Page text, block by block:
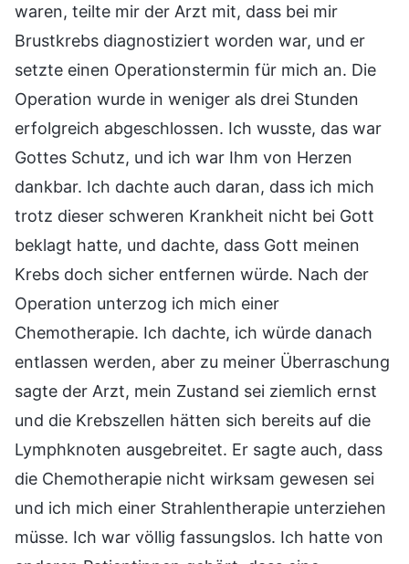
waren, teilte mir der Arzt mit, dass bei mir
Brustkrebs diagnostiziert worden war, und er
setzte einen Operationstermin für mich an. Die
Operation wurde in weniger als drei Stunden
erfolgreich abgeschlossen. Ich wusste, das war
Gottes Schutz, und ich war Ihm von Herzen
dankbar. Ich dachte auch daran, dass ich mich
trotz dieser schweren Krankheit nicht bei Gott
beklagt hatte, und dachte, dass Gott meinen
Krebs doch sicher entfernen würde. Nach der
Operation unterzog ich mich einer
Chemotherapie. Ich dachte, ich würde danach
entlassen werden, aber zu meiner Überraschung
sagte der Arzt, mein Zustand sei ziemlich ernst
und die Krebszellen hätten sich bereits auf die
Lymphknoten ausgebreitet. Er sagte auch, dass
die Chemotherapie nicht wirksam gewesen sei
und ich mich einer Strahlentherapie unterziehen
müsse. Ich war völlig fassungslos. Ich hatte von